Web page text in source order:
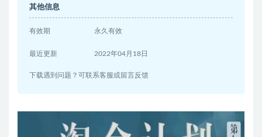
其他信息
有效期 永久有效
最近更新 2022年04月18日
下载遇到问题？可联系客服或留言反馈